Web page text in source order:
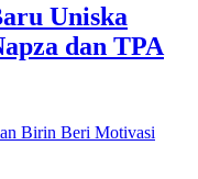
Uniska
dan TPA